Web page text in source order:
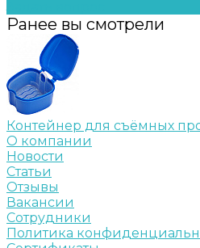
Ранее вы смотрели
Контейнер для съёмных
О компании
Новости
Статьи
Отзывы
Вакансии
Сотрудники
Политика